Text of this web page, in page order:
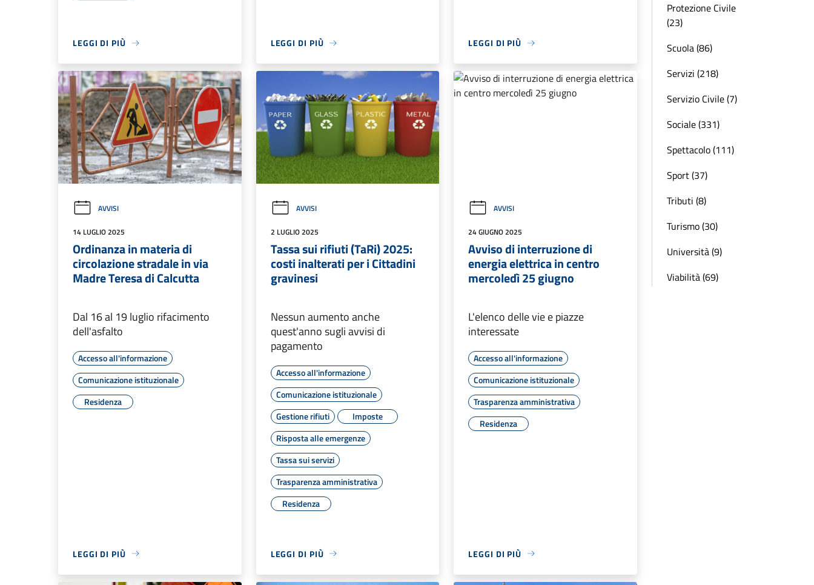
LEGGI DI PIÙ LEGGI DI PIÙ LEGGI DI PIÙ
AVVISI
14 LUGLIO 2025
Ordinanza in materia di
circolazione stradale in via
Madre Teresa di Calcutta
Dal 16 al 19 luglio rifacimento
dell'asfalto
Accesso all'informazione
Comunicazione istituzionale
Residenza
LEGGI DI PIÙ
AVVISI
2 LUGLIO 2025
Tassa sui rifiuti (TaRi) 2025:
costi inalterati per i Cittadini
gravinesi
Nessun aumento anche
quest'anno sugli avvisi di
pagamento
Accesso all'informazione
Comunicazione istituzionale
Gestione rifiuti
Imposte
Risposta alle emergenze
Tassa sui servizi
Trasparenza amministrativa
Residenza
LEGGI DI PIÙ
AVVISI
24 GIUGNO 2025
Avviso di interruzione di
energia elettrica in centro
mercoledì 25 giugno
L'elenco delle vie e piazze
interessate
Accesso all'informazione
Comunicazione istituzionale
Trasparenza amministrativa
Residenza
LEGGI DI PIÙ
Protezione Civile
(23)
Scuola (86)
Servizi (218)
Servizio Civile (7)
Sociale (331)
Spettacolo (111)
Sport (37)
Tributi (8)
Turismo (30)
Università (9)
Viabilità (69)